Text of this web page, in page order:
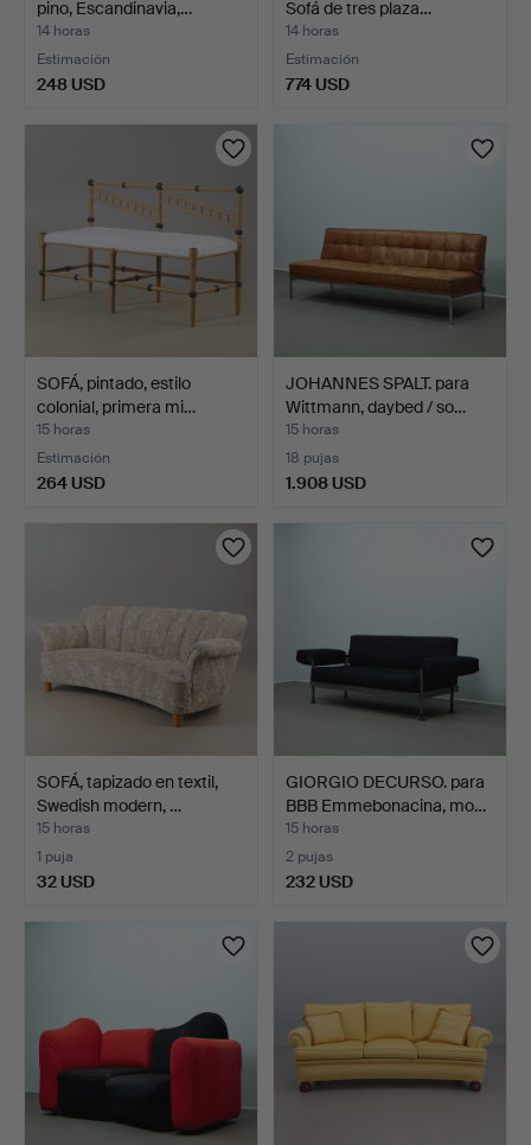
pino, Escandinavia,…
14 horas
Estimación
248 USD
Sofá de tres plaza…
14 horas
Estimación
774 USD
SOFÁ, pintado, estilo
colonial, primera mi…
15 horas
Estimación
264 USD
JOHANNES SPALT. para
Wittmann, daybed / so…
15 horas
18 pujas
1.908 USD
SOFÁ, tapizado en textil,
Swedish modern, …
15 horas
1 puja
32 USD
GIORGIO DECURSO. para
BBB Emmebonacina, mo…
15 horas
2 pujas
232 USD